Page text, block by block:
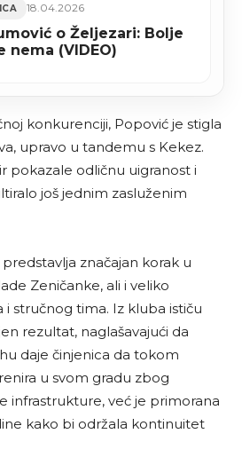
18.04.2026
o Željezari: Bolje
nema (VIDEO)
konkurenciji, Popović je stigla
upravo u tandemu s Kekez.
pokazale odličnu uigranost i
još jednim zasluženim
značajan korak u
Zeničanke, ali i veliko
i stručnog tima. Iz kluba ističu
rezultat, naglašavajući da
daje činjenica da tokom
u svom gradu zbog
infrastrukture, već je primorana
kako bi održala kontinuitet